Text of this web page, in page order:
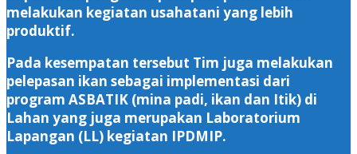
melakukan kegiatan usahatani yang lebih
produktif.
Pada kesempatan tersebut Tim juga melakukan
pelepasan ikan sebagai implementasi dari
program ASBATIK (mina padi, ikan dan Itik) di
Lahan yang juga merupakan Laboratorium
Lapangan (LL) kegiatan IPDMIP.